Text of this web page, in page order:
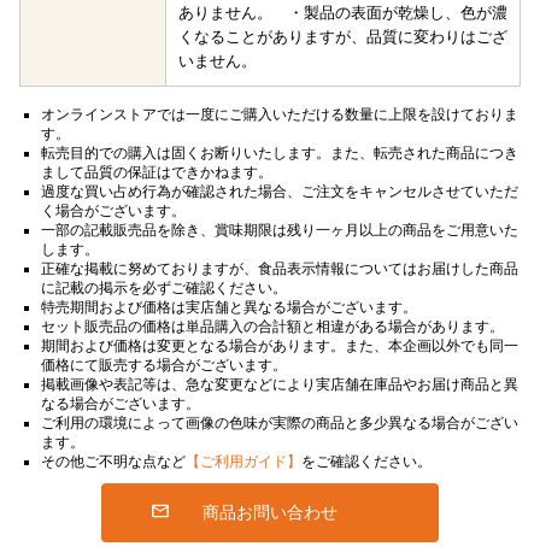
ありません。 ・製品の表面が乾燥し、色が濃
くなることがありますが、品質に変わりはござ
いません。
オンラインストアでは一度にご購入いただける数量に上限を設けておりま
す。
転売目的での購入は固くお断りいたします。また、転売された商品につき
まして品質の保証はできかねます。
過度な買い占め行為が確認された場合、ご注文をキャンセルさせていただ
く場合がございます。
一部の記載販売品を除き、賞味期限は残り一ヶ月以上の商品をご用意いた
します。
正確な掲載に努めておりますが、食品表示情報についてはお届けした商品
に記載の掲示を必ずご確認ください。
特売期間および価格は実店舗と異なる場合がございます。
セット販売品の価格は単品購入の合計額と相違がある場合があります。
期間および価格は変更となる場合があります。また、本企画以外でも同一
価格にて販売する場合がございます。
掲載画像や表記等は、急な変更などにより実店舗在庫品やお届け商品と異
なる場合がございます。
ご利用の環境によって画像の色味が実際の商品と多少異なる場合がござい
ます。
その他ご不明な点など 【ご利用ガイド】 をご確認ください。
商品お問い合わせ